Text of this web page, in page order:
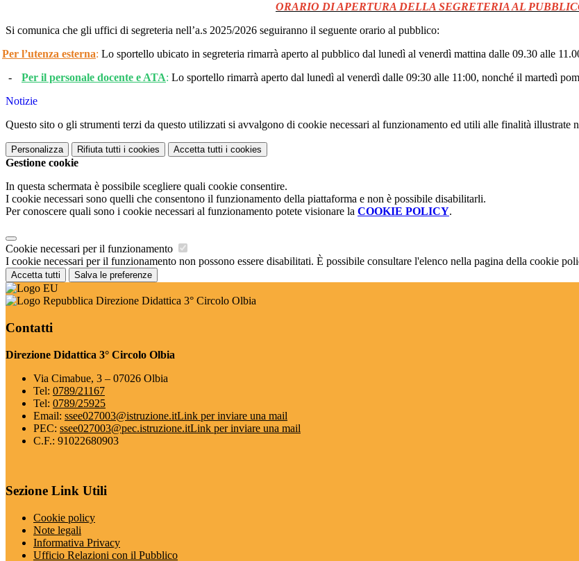
ORARIO DI APERTURA DELLA SEGRETERIA AL
Si comunica che gli uffici di segreteria nell’a.s 2025/2026 seguiranno il seguente orario al pubblico:
Per l’utenza esterna: Lo sportello ubicato in segreteria rimarrà aperto al pubblico dal lunedì al venerdì mattina dalle 09.30 alle
-
Per il personale docente e ATA: Lo sportello rimarrà aperto dal lunedì al venerdì dalle 09:30 alle 11:00, nonché il martedì
Notizie
Questo sito o gli strumenti terzi da questo utilizzati si avvalgono di cookie necessari al funzionamento ed utili alle finalità illustrate
Personalizza Rifiuta tutti i cookies Accetta tutti i cookies
Gestione cookie
In questa schermata è possibile scegliere quali cookie consentire.
I cookie necessari sono quelli che consentono il funzionamento della piattaforma e non è possibile disabilitarli.
Per conoscere quali sono i cookie necessari al funzionamento potete visionare la COOKIE POLICY.
Cookie necessari per il funzionamento
I cookie necessari per il funzionamento non possono essere disabilitati. È possibile consultare l'elenco nella pagina della cookie
Accetta tutti Salva le preferenze
Direzione Didattica 3° Circolo Olbia
Contatti
Direzione Didattica 3° Circolo Olbia
Via Cimabue, 3 – 07026 Olbia
Tel: 0789/21167
Tel: 0789/25925
Email: ssee027003@istruzione.itLink per inviare una mail
PEC: ssee027003@pec.istruzione.itLink per inviare una mail
C.F.: 91022680903
Sezione Link Utili
Cookie policy
Note legali
Informativa Privacy
Ufficio Relazioni con il Pubblico